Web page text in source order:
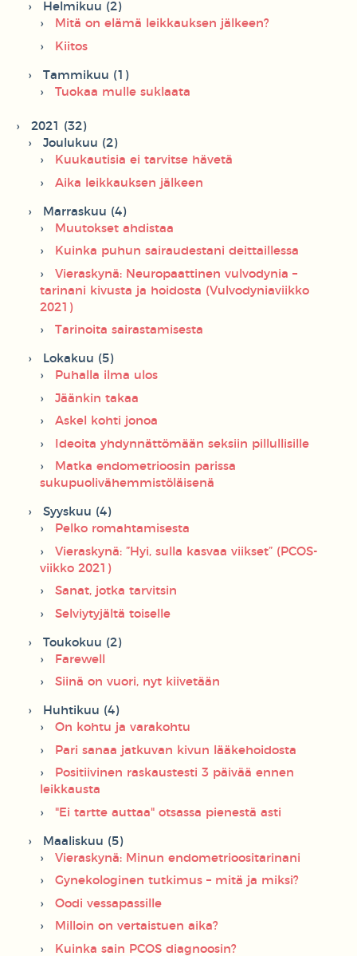
Helmikuu (2)
Mitä on elämä leikkauksen jälkeen?
Kiitos
Tammikuu (1)
Tuokaa mulle suklaata
2021 (32)
Joulukuu (2)
Kuukautisia ei tarvitse hävetä
Aika leikkauksen jälkeen
Marraskuu (4)
Muutokset ahdistaa
Kuinka puhun sairaudestani deittaillessa
Vieraskynä: Neuropaattinen vulvodynia –
tarinani kivusta ja hoidosta (Vulvodyniaviikko
2021)
Tarinoita sairastamisesta
Lokakuu (5)
Puhalla ilma ulos
Jäänkin takaa
Askel kohti jonoa
Ideoita yhdynnättömään seksiin pillullisille
Matka endometrioosin parissa
sukupuolivähemmistöläisenä
Syyskuu (4)
Pelko romahtamisesta
Vieraskynä: ”Hyi, sulla kasvaa viikset” (PCOS-
viikko 2021)
Sanat, jotka tarvitsin
Selviytyjältä toiselle
Toukokuu (2)
Farewell
Siinä on vuori, nyt kiivetään
Huhtikuu (4)
On kohtu ja varakohtu
Pari sanaa jatkuvan kivun lääkehoidosta
Positiivinen raskaustesti 3 päivää ennen
leikkausta
"Ei tartte auttaa" otsassa pienestä asti
Maaliskuu (5)
Vieraskynä: Minun endometrioositarinani
Gynekologinen tutkimus – mitä ja miksi?
Oodi vessapassille
Milloin on vertaistuen aika?
Kuinka sain PCOS diagnoosin?